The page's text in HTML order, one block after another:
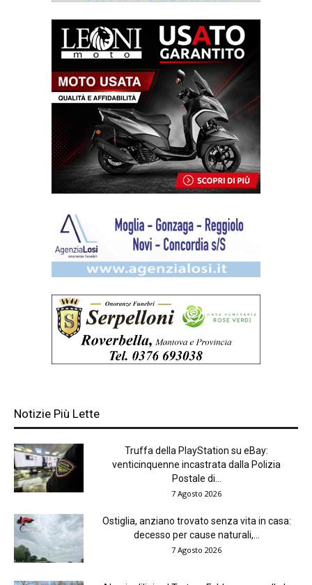
Notizie Più Lette
Truffa della PlayStation su eBay:
venticinquenne incastrata dalla Polizia
Postale di...
7 Agosto 2026
Ostiglia, anziano trovato senza vita in casa:
decesso per cause naturali,...
7 Agosto 2026